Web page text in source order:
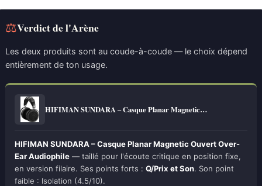
⚖Verdict de l'Arène
Les deux produits sont au coude-à-coude — le choix dépend
entièrement de ton usage.
HIFIMAN SUNDARA – Casque Planar Magnetic…
HIFIMAN SUNDARA – Casque Planar Magnetic Ouvert Over-
Ear Audiophile — taillé pour l'écoute critique en position fixe,
en version filaire. Ses points forts : Q/Prix et Son. Son point
faible : Isolation (4.5/10).